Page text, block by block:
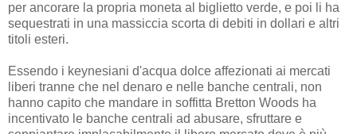
per ancorare la propria moneta al biglietto verde, e poi li ha
sequestrati in una massiccia scorta di debiti in dollari e altri
titoli esteri.
Essendo i keynesiani d'acqua dolce affezionati ai mercati
liberi tranne che nel denaro e nelle banche centrali, non
hanno capito che mandare in soffitta Bretton Woods ha
incentivato le banche centrali ad abusare, sfruttare e